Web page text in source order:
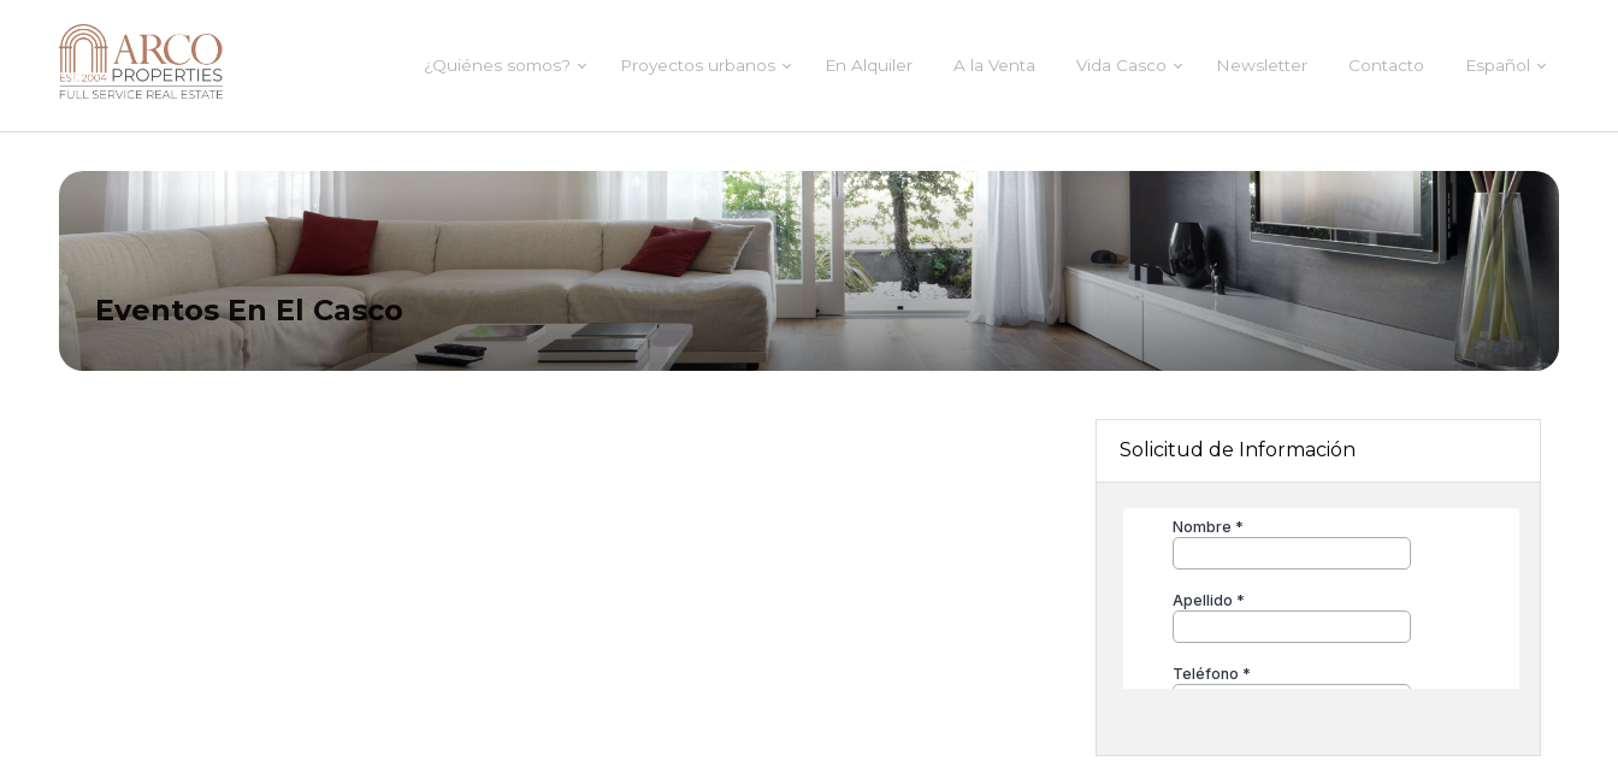
¿Quiénes somos? Proyectos urbanos En Alquiler A la Venta Vida Casco Newsletter Contacto Español
Eventos En El Casco
Solicitud de Información